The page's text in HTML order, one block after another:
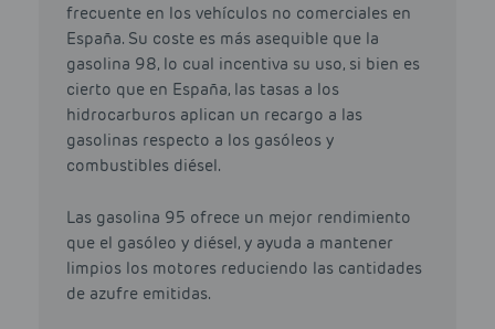
frecuente en los vehículos no comerciales en
España. Su coste es más asequible que la
gasolina 98, lo cual incentiva su uso, si bien es
cierto que en España, las tasas a los
hidrocarburos aplican un recargo a las
gasolinas respecto a los gasóleos y
combustibles diésel.
Las gasolina 95 ofrece un mejor rendimiento
que el gasóleo y diésel, y ayuda a mantener
limpios los motores reduciendo las cantidades
de azufre emitidas.